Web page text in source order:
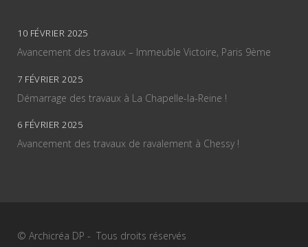
10 FÉVRIER 2025
Avancement des travaux – Immeuble Victoire, Paris 9ème
7 FÉVRIER 2025
Démarrage des travaux à La Chapelle-la-Reine !
6 FÉVRIER 2025
Avancement des travaux de ravalement à Chessy !
© Archicréa DP - Tous droits réservés